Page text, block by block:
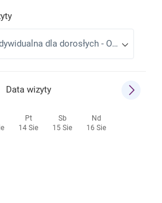
Czuję się zaopiekowania.
bardzo pomocna i
03